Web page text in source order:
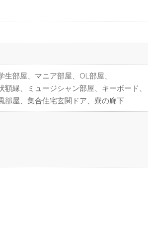
部屋、マニア部屋、OL部屋、
額縁、ミュージシャン部屋、キーボード、
部屋、集合住宅玄関ドア、寮の廊下